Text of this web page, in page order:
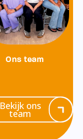
Ons team
Bekijk ons
team